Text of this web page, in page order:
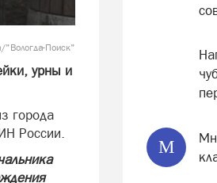
"Вологда-Поиск"
урны и
города
России.
М